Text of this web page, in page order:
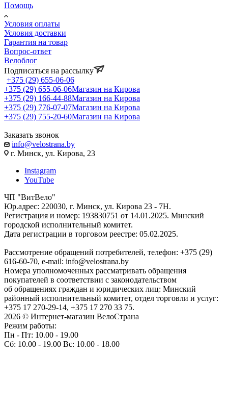
Помощь
Условия оплаты
Условия доставки
Гарантия на товар
Вопрос-ответ
Велоблог
Подписаться на рассылку
+375 (29) 655-06-06
+375 (29) 655-06-06Магазин на Кирова
+375 (29) 166-44-88Магазин на Кирова
+375 (29) 776-07-07Магазин на Кирова
+375 (29) 755-20-60Магазин на Кирова
Заказать звонок
info@velostrana.by
г. Минск, ул. Кирова, 23
Instagram
YouTube
ЧП "ВитВело"
Юр.адрес: 220030, г. Минск, ул. Кирова 23 - 7Н.
Регистрация и номер: 193830751 от 14.01.2025. Минский
городской исполнительный комитет.
Дата регистрации в торговом реестре: 05.02.2025.
Рассмотрение обращений потребителей, телефон: +375 (29)
616-60-70, e-mail: info@velostrana.by
Номера уполномоченных рассматривать обращения
покупателей в соответствии с законодательством
об обращениях граждан и юридических лиц: Минский
районный исполнительный комитет, отдел торговли и услуг:
+375 17 270-29-14, +375 17 270 33 75.
2026 © Интернет-магазин ВелоСтрана
Режим работы:
Пн - Пт: 10.00 - 19.00
Сб: 10.00 - 19.00 Вс: 10.00 - 18.00